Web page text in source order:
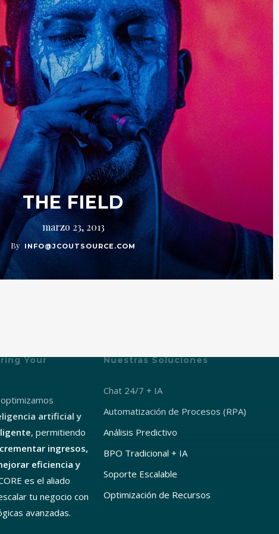
THE FIELD
marzo 23, 2013
By INFO@JCOUTSOURCE.COM
Your
artificial y
, permitiendo
ingresos,
eficiencia y
es el aliado
tu negocio con
avanzadas.
Nuestras Soluciones
Chat 24/7 + IA
Automatización de Procesos (RPA)
Análisis Predictivo
BPO Tradicional + IA
Soporte Escalable
Optimización de Recursos